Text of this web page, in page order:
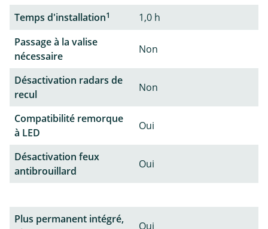
Temps d'installation1
1,0 h
Passage à la valise
nécessaire
Non
Désactivation radars de
recul
Non
Compatibilité remorque
à LED
Oui
Désactivation feux
antibrouillard
Oui
Plus permanent intégré,
Oui